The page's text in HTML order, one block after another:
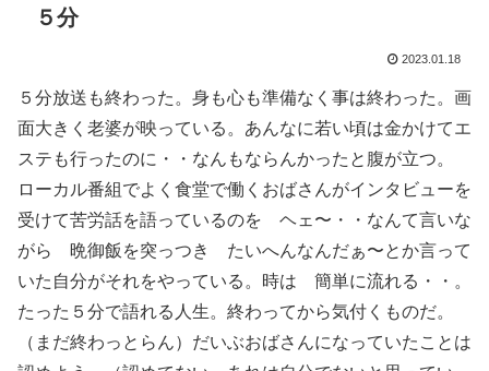
５分
2023.01.18
５分放送も終わった。身も心も準備なく事は終わった。画
面大きく老婆が映っている。あんなに若い頃は金かけてエ
ステも行ったのに・・なんもならんかったと腹が立つ。
ローカル番組でよく食堂で働くおばさんがインタビューを
受けて苦労話を語っているのを ヘェ〜・・なんて言いな
がら 晩御飯を突っつき たいへんなんだぁ〜とか言って
いた自分がそれをやっている。時は 簡単に流れる・・。
たった５分で語れる人生。終わってから気付くものだ。
（まだ終わっとらん）だいぶおばさんになっていたことは